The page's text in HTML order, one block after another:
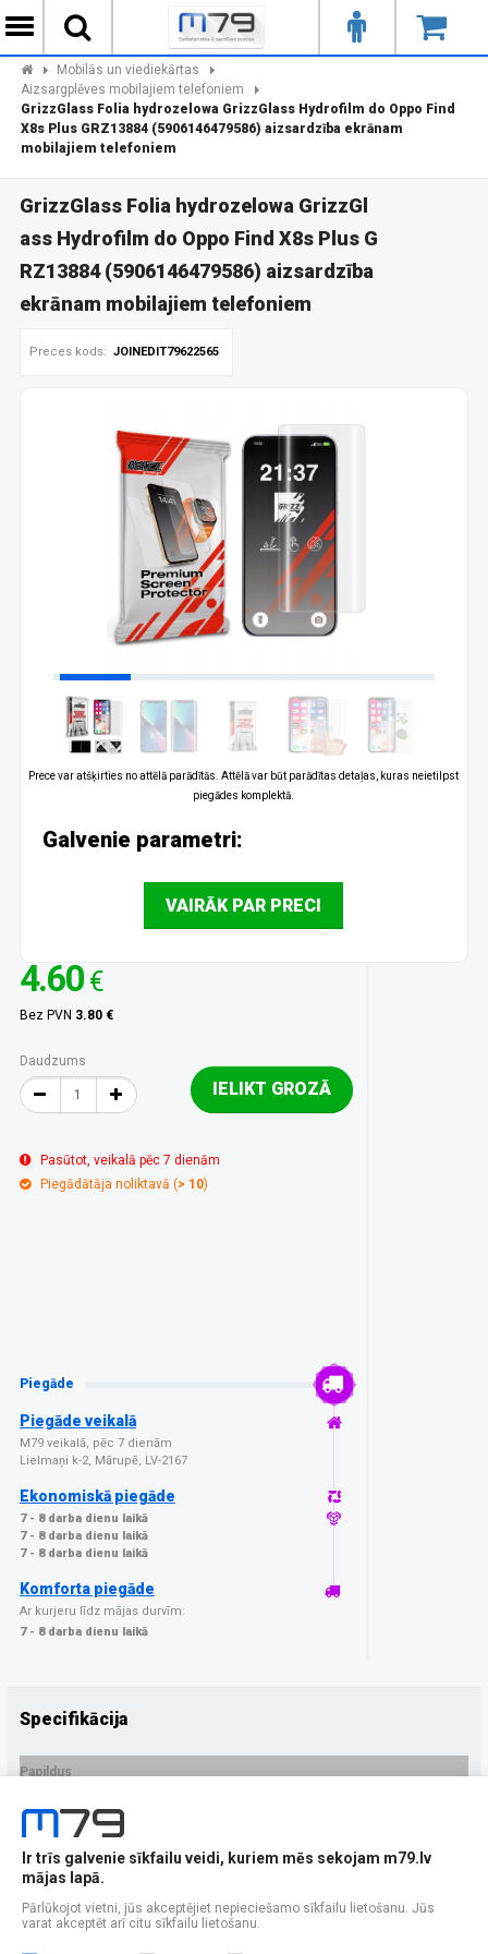
Mobilās un viediekārtas
Aizsargplēves mobilajiem telefoniem
GrizzGlass Folia hydrozelowa GrizzGlass Hydrofilm do Oppo Find
X8s Plus GRZ13884 (5906146479586) aizsardzība ekrānam
mobilajiem telefoniem
GrizzGlass Folia hydrozelowa GrizzGl
ass Hydrofilm do Oppo Find X8s Plus G
RZ13884 (5906146479586) aizsardzība
ekrānam mobilajiem telefoniem
Preces kods: JOINEDIT79622565
Prece var atšķirties no attēlā parādītās. Attēlā var būt parādītas detaļas, kuras neietilpst
piegādes komplektā.
Galvenie parametri:
VAIRĀK PAR PRECI
4.60 €
Bez PVN 3.80 €
Daudzums
IELIKT GROZĀ
Pasūtot, veikalā pēc 7 dienām
Piegādātāja noliktavā (> 10)
Piegāde
Piegāde veikalā
M79 veikalā, pēc 7 dienām
Lielmaņi k-2, Mārupē, LV-2167
Ekonomiskā piegāde
7 - 8 darba dienu laikā
7 - 8 darba dienu laikā
7 - 8 darba dienu laikā
Komforta piegāde
Ar kurjeru līdz mājas durvīm:
7 - 8 darba dienu laikā
Specifikācija
Papildus
Ražotājs
PRECES APRAKSTS
EAN - 5906146479586
Ir trīs galvenie sīkfailu veidi, kuriem mēs sekojam m79.lv
mājas lapā.
Pārlūkojot vietni, jūs akceptējiet nepieciešamo sīkfailu lietošanu. Jūs
varat akceptēt arī citu sīkfailu lietošanu.